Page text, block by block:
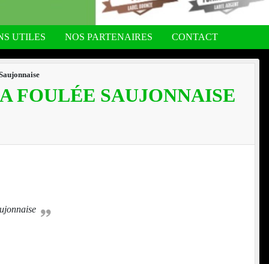
UTILES NOS PARTENAIRES CONTACT
FOULÉE SAUJONNAISE